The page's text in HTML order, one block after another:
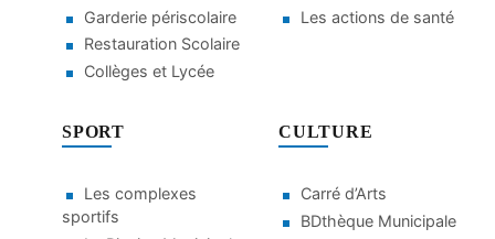
Garderie périscolaire
Restauration Scolaire
Collèges et Lycée
Les actions de santé
SPORT
Les complexes
sportifs
CULTURE
Carré d’Arts
BDthèque Municipale